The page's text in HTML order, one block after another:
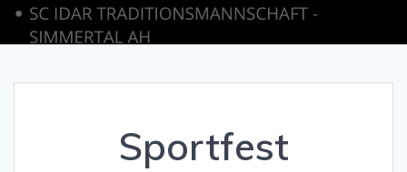
Sportfest